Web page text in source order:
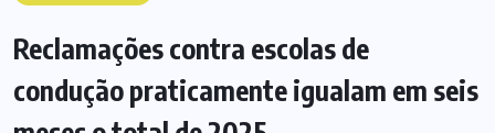
Reclamações contra escolas de
condução praticamente igualam em seis